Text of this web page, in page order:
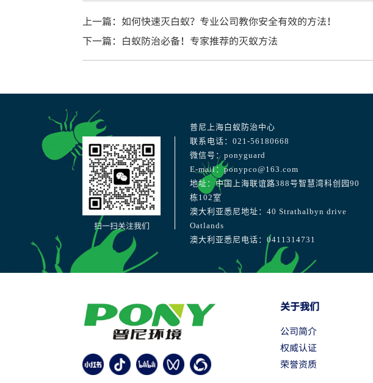
上一篇：如何快速灭白蚁？专业公司教你安全有效的方法！
下一篇：白蚁防治必备！专家推荐的灭蚁方法
扫一扫关注我们
普尼上海白蚁防治中心
联系电话：021-56180668
微信号：ponyguard
E-mail：ponypco@163.com
地址：中国上海联谊路388号智慧湾科创园90
栋102室
澳大利亚悉尼地址：40 Strathalbyn drive
Oatlands
澳大利亚悉尼电话：0411314731
关于我们
公司简介
权威认证
荣誉资质